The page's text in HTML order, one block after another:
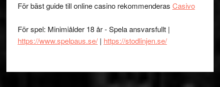
För bäst guide till online casino rekommenderas Casivo
För spel: Minimiålder 18 år - Spela ansvarsfullt |
https://www.spelpaus.se/| https://stodlinjen.se/